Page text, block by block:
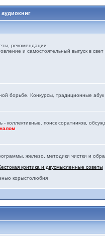
рекомендации
и самостоятельный выпуск в свет
борьбе. Конкурсы, традиционные
- коллективные. поиск соратников,
железо, методики чистки и
критика и двусмысленные советы
корыстолюбия